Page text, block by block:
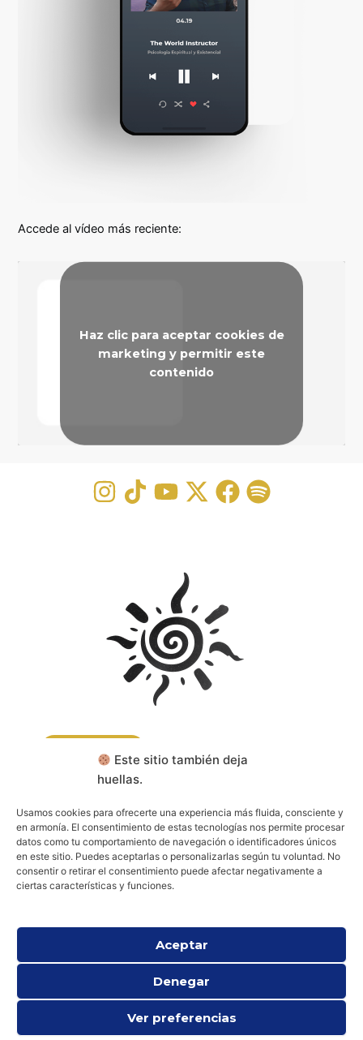
Este sitio también deja
huellas.
Usamos cookies para ofrecerte una experiencia más fluida, consciente y
en armonía. El consentimiento de estas tecnologías nos permite procesar
datos como tu comportamiento de navegación o identificadores únicos
en este sitio. Puedes aceptarlas o personalizarlas según tu voluntad. No
consentir o retirar el consentimiento puede afectar negativamente a
ciertas características y funciones.
Aceptar
Denegar
Ver preferencias
Accede al vídeo más reciente:
Haz clic para aceptar cookies de
marketing y permitir este
contenido
Aviso legal
Política de cookies (UE)
Política de privacidad
Todos los derechos © 2026 Psicología Espiritual y Existencial